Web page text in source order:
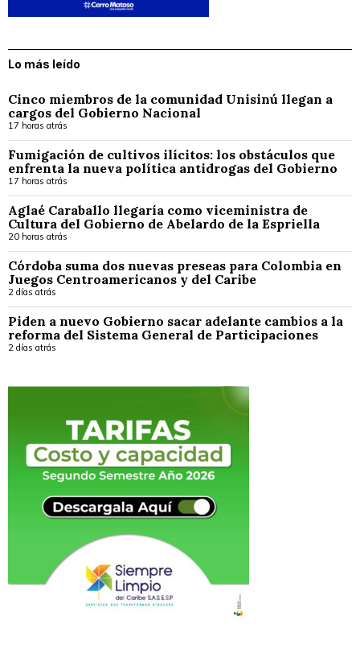
Lo más leído
Cinco miembros de la comunidad Unisinú llegan a
cargos del Gobierno Nacional
17 horas atrás
Fumigación de cultivos ilícitos: los obstáculos que
enfrenta la nueva política antidrogas del Gobierno
17 horas atrás
Aglaé Caraballo llegaría como viceministra de
Cultura del Gobierno de Abelardo de la Espriella
20 horas atrás
Córdoba suma dos nuevas preseas para Colombia en
Juegos Centroamericanos y del Caribe
2 días atrás
Piden a nuevo Gobierno sacar adelante cambios a la
reforma del Sistema General de Participaciones
2 días atrás